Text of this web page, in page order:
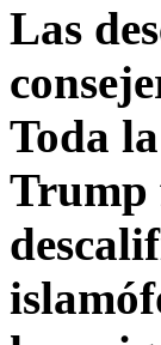
Las
Toda
Trump